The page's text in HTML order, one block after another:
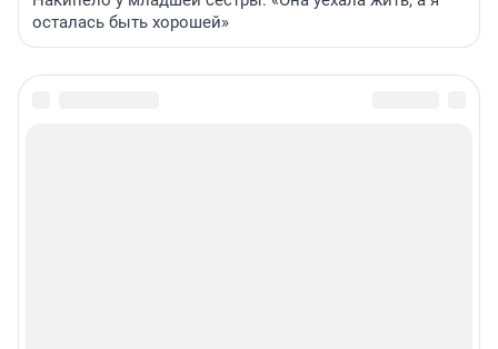
осталась быть хорошей»